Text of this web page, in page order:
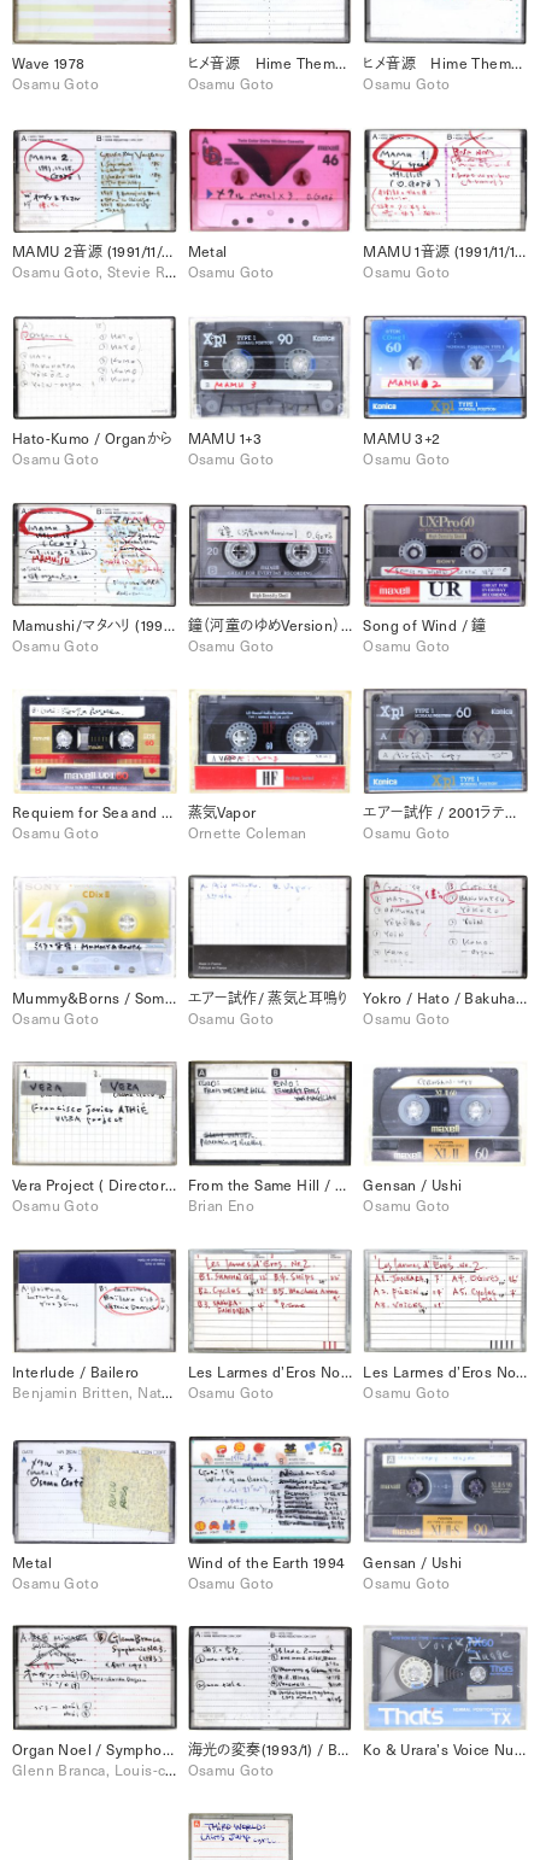
Wave 1978
Osamu Goto
ヒメ音源 Hime Theme / Gran Passage (1985)
Osamu Goto
ヒメ音源 Hime Theme / Gran Passage (1985)
Osamu Goto
MAMU 2音源 (1991/11/15) /Say What /Born in Chicago / etc.
Osamu Goto, Stevie Ray Vaughan And Double Trouble, The Paul Butterfield Blues Band
Metal
Osamu Goto
MAMU 1音源 (1991/11/15)
Osamu Goto
Hato-Kumo / Organから
Osamu Goto
MAMU 1+3
Osamu Goto
MAMU 3+2
Osamu Goto
Mamushi/マタハリ (1991/11/15) / MAMU 3
Osamu Goto
鐘（河童のゆめVersion）/ SU-SE(2)
Osamu Goto
Song of Wind / 鐘
Osamu Goto
Requiem for Sea and Lights / Grand Passage
Osamu Goto
蒸気Vapor
Ornette Coleman
エアー試作 / 2001ラテンくずし
Osamu Goto
Mummy&Borns / Somatou
Osamu Goto
エアー試作/ 蒸気と耳鳴り
Osamu Goto
Yokro / Hato / Bakuhatsu / etc. 1994
Osamu Goto
Vera Project ( Director : Francisco Javier ATHIE )
Osamu Goto
From the Same Hill / Energy Fools The Magician
Brian Eno
Gensan / Ushi
Osamu Goto
Interlude / Bailero
Benjamin Britten, Nataria Devrath
Les Larmes d’Eros No.2 音源 Shanhai Gil / Cycles / etc.
Osamu Goto
Les Larmes d’Eros No.2音源 Jonkara / Furin / etc.
Osamu Goto
Metal
Osamu Goto
Wind of the Earth 1994
Osamu Goto
Gensan / Ushi
Osamu Goto
Organ Noel / Symphonie No.3
Glenn Branca, Louis-claude Daquin
海光の変奏(1993/1) / Brade Runner / etc.
Osamu Goto
Ko & Urara’s Voice Nuage / 2 Pars Ice